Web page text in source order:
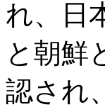
れ、日
と朝鮮
認され